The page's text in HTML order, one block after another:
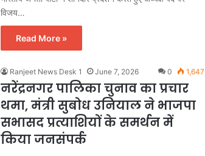
विजय…
Read More »
Ranjeet News Desk 1 June 7, 2026 0 1,647
नरेंद्रनगर पालिका चुनाव का प्रचार
थमा, मंत्री सुबोध उनियाल ने भाजपा
सभासद प्रत्याशियों के समर्थन में
किया जनसंपर्क